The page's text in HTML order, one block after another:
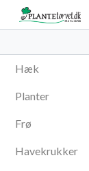
Hæk
Planter
Frø
Havekrukker